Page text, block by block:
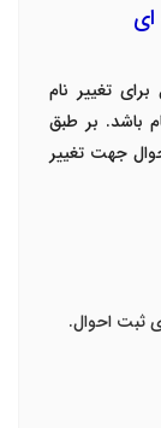
تغییر نام
باشد. بر طبق
جهت تغییر
احوال.